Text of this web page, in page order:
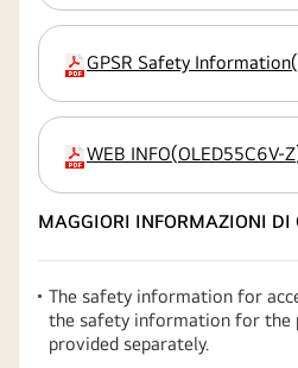
estensione
GPSR Safety Information(
estensione
WEB INFO(OLED55C6V-Z
MAGGIORI INFORMAZIONI DI
The safety information for
the safety information for the
provided separately.